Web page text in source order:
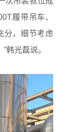
履带吊车、
分，细节考虑
韩光磊说。